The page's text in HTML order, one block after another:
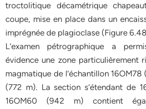
troctolitique décamétrique
coupe, mise en place dans un
imprégnée de plagioclase (Figure
L’examen pétrographique a
évidence une zone particulièrement
magmatique de l’échantillon 16OM78
(772 m). La section s’étendant de
16OM60 (942 m) contient